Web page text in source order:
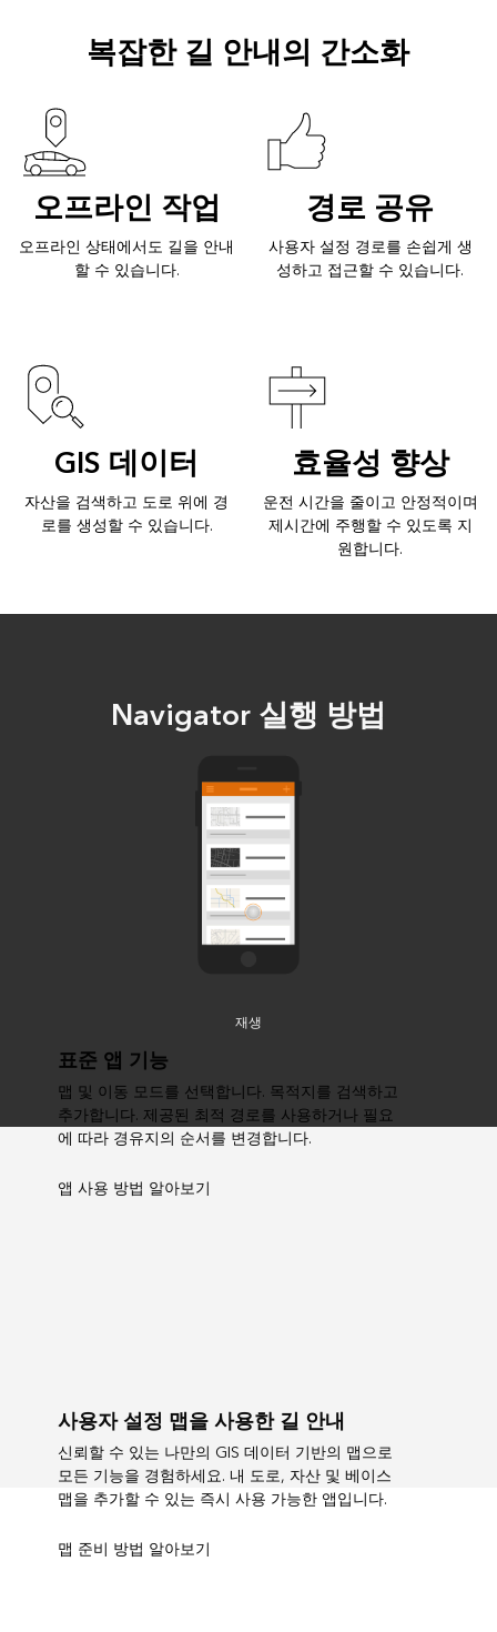
복잡한 길 안내의 간소화
오프라인 작업
오프라인 상태에서도 길을 안내
할 수 있습니다.
경로 공유
사용자 설정 경로를 손쉽게 생
성하고 접근할 수 있습니다.
GIS 데이터
자산을 검색하고 도로 위에 경
로를 생성할 수 있습니다.
효율성 향상
운전 시간을 줄이고 안정적이며
제시간에 주행할 수 있도록 지
원합니다.
Navigator 실행 방법
재생
표준 앱 기능
맵 및 이동 모드를 선택합니다. 목적지를 검색하고
추가합니다. 제공된 최적 경로를 사용하거나 필요
에 따라 경유지의 순서를 변경합니다.
앱 사용 방법 알아보기
사용자 설정 맵을 사용한 길 안내
신뢰할 수 있는 나만의 GIS 데이터 기반의 맵으로
모든 기능을 경험하세요. 내 도로, 자산 및 베이스
맵을 추가할 수 있는 즉시 사용 가능한 앱입니다.
맵 준비 방법 알아보기